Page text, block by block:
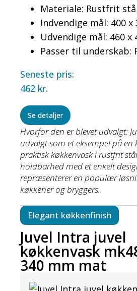
Hvorfor den er blevet udvalgt:
udvalgt som et eksempel på
praktisk køkkenvask i rustfrit
holdbarhed med et enkelt
repræsenterer en populær
køkkener og bryggers.
Materiale: Rustfrit
Indvendige mål: 400 x
Udvendige mål: 460 x
Passer til underskab:
Seneste pris:
462 kr.
Se detaljer
Elegant køkkenfinish
Juvel Intra juvel
køkkenvask
340 mm mat